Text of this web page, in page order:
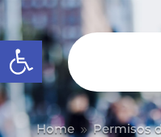
Abrir barra de
Home 9 Permisos